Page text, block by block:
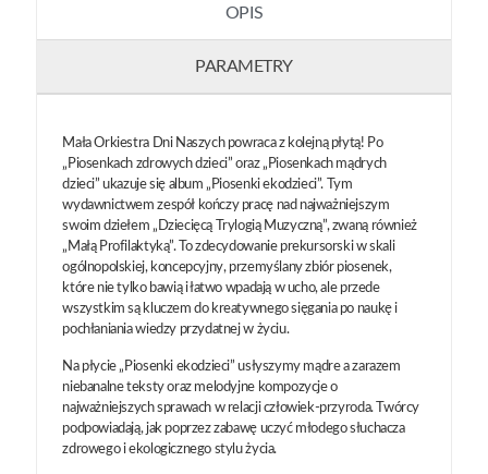
OPIS
PARAMETRY
Mała Orkiestra Dni Naszych powraca z kolejną płytą! Po
„Piosenkach zdrowych dzieci” oraz „Piosenkach mądrych
dzieci” ukazuje się album „Piosenki ekodzieci”. Tym
wydawnictwem zespół kończy pracę nad najważniejszym
swoim dziełem „Dziecięcą Trylogią Muzyczną”, zwaną również
„Małą Profilaktyką”. To zdecydowanie prekursorski w skali
ogólnopolskiej, koncepcyjny, przemyślany zbiór piosenek,
które nie tylko bawią i łatwo wpadają w ucho, ale przede
wszystkim są kluczem do kreatywnego sięgania po naukę i
pochłaniania wiedzy przydatnej w życiu.
Na płycie „Piosenki ekodzieci” usłyszymy mądre a zarazem
niebanalne teksty oraz melodyjne kompozycje o
najważniejszych sprawach w relacji człowiek-przyroda. Twórcy
podpowiadają, jak poprzez zabawę uczyć młodego słuchacza
zdrowego i ekologicznego stylu życia.